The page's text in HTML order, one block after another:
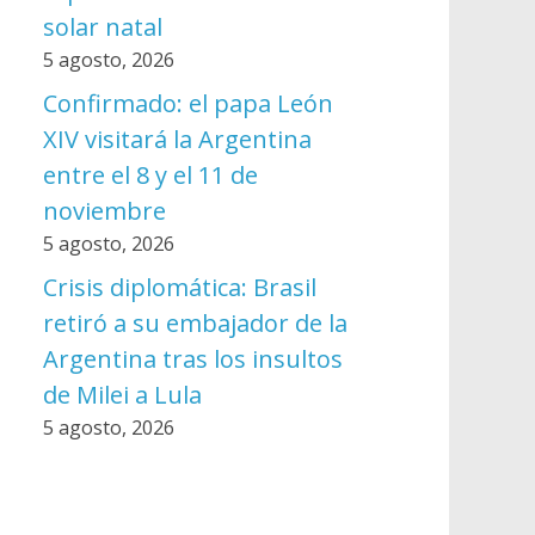
solar natal
5 agosto, 2026
Confirmado: el papa León
XIV visitará la Argentina
entre el 8 y el 11 de
noviembre
5 agosto, 2026
Crisis diplomática: Brasil
retiró a su embajador de la
Argentina tras los insultos
de Milei a Lula
5 agosto, 2026